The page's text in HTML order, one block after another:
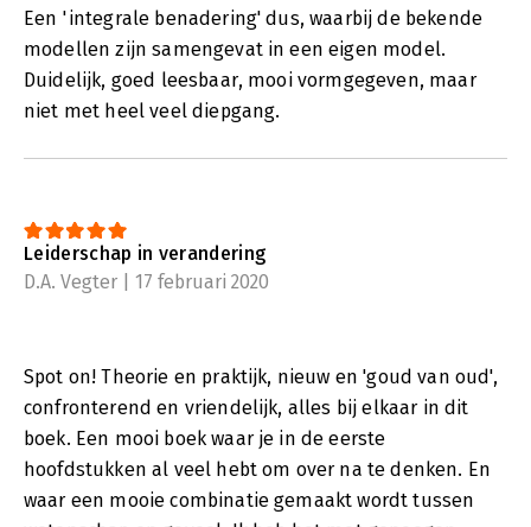
Een 'integrale benadering' dus, waarbij de bekende
modellen zijn samengevat in een eigen model.
Duidelijk, goed leesbaar, mooi vormgegeven, maar
niet met heel veel diepgang.
Leiderschap in verandering
D.A. Vegter | 17 februari 2020
Spot on! Theorie en praktijk, nieuw en 'goud van oud',
confronterend en vriendelijk, alles bij elkaar in dit
boek. Een mooi boek waar je in de eerste
hoofdstukken al veel hebt om over na te denken. En
waar een mooie combinatie gemaakt wordt tussen